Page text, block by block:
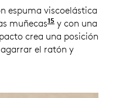
espuma viscoelástica
muñecas15 En
y con una
crea una posición
el ratón y